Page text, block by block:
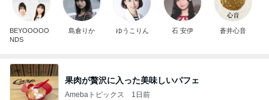
BEYOOOOO
NDS
島倉りか ゆうこりん 石 安伊 蒼井心音
果肉が贅沢に入った美味しいパフェ
Amebaトピックス 1日前